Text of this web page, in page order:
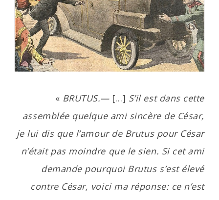
« BRUTUS.— […] S’il est dans cette
assemblée quelque ami sincère de César,
je lui dis que l’amour de Brutus pour César
n’était pas moindre que le sien. Si cet ami
demande pourquoi Brutus s’est élevé
contre César, voici ma réponse: ce n’est